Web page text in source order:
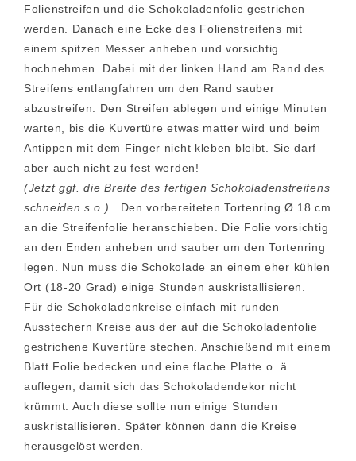
Folienstreifen und die Schokoladenfolie gestrichen
werden. Danach eine Ecke des Folienstreifens mit
einem spitzen Messer anheben und vorsichtig
hochnehmen. Dabei mit der linken Hand am Rand des
Streifens entlangfahren um den Rand sauber
abzustreifen. Den Streifen ablegen und einige Minuten
warten, bis die Kuvertüre etwas matter wird und beim
Antippen mit dem Finger nicht kleben bleibt. Sie darf
aber auch nicht zu fest werden!
(Jetzt ggf. die Breite des fertigen Schokoladenstreifens
schneiden s.o.) .
Den vorbereiteten Tortenring Ø 18 cm
an die Streifenfolie heranschieben. Die Folie vorsichtig
an den Enden anheben und sauber um den Tortenring
legen. Nun muss die Schokolade an einem eher kühlen
Ort (18-20 Grad) einige Stunden auskristallisieren.
Für die Schokoladenkreise einfach mit runden
Ausstechern Kreise aus der auf die Schokoladenfolie
gestrichene Kuvertüre stechen. Anschießend mit einem
Blatt Folie bedecken und eine flache Platte o. ä.
auflegen, damit sich das Schokoladendekor nicht
krümmt. Auch diese sollte nun einige Stunden
auskristallisieren. Später können dann die Kreise
herausgelöst werden.